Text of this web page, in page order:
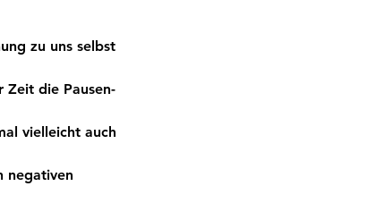
zu uns selbst
Zeit die Pausen-
vielleicht auch
negativen